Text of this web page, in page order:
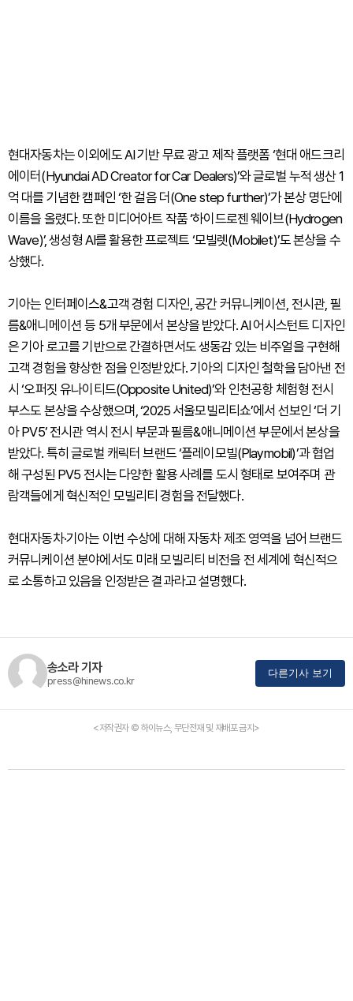
현대자동차는 이외에도 AI 기반 무료 광고 제작 플랫폼 ‘현대 애드크리
에이터(Hyundai AD Creator for Car Dealers)’와 글로벌 누적 생산 1
억 대를 기념한 캠페인 ‘한 걸음 더(One step further)’가 본상 명단에
이름을 올렸다. 또한 미디어아트 작품 ‘하이드로젠 웨이브(Hydrogen
Wave)’, 생성형 AI를 활용한 프로젝트 ‘모빌렛(Mobilet)’도 본상을 수
상했다.
기아는 인터페이스&고객 경험 디자인, 공간 커뮤니케이션, 전시관, 필
름&애니메이션 등 5개 부문에서 본상을 받았다. AI 어시스턴트 디자인
은 기아 로고를 기반으로 간결하면서도 생동감 있는 비주얼을 구현해
고객 경험을 향상한 점을 인정받았다. 기아의 디자인 철학을 담아낸 전
시 ‘오퍼짓 유나이티드(Opposite United)’와 인천공항 체험형 전시
부스도 본상을 수상했으며, ‘2025 서울모빌리티쇼’에서 선보인 ‘더 기
아 PV5’ 전시관 역시 전시 부문과 필름&애니메이션 부문에서 본상을
받았다. 특히 글로벌 캐릭터 브랜드 ‘플레이모빌(Playmobil)’과 협업
해 구성된 PV5 전시는 다양한 활용 사례를 도시 형태로 보여주며 관
람객들에게 혁신적인 모빌리티 경험을 전달했다.
현대자동차·기아는 이번 수상에 대해 자동차 제조 영역을 넘어 브랜드
커뮤니케이션 분야에서도 미래 모빌리티 비전을 전 세계에 혁신적으
로 소통하고 있음을 인정받은 결과라고 설명했다.
송소라 기자
press@hinews.co.kr
다른기사 보기
<저작권자 © 하이뉴스, 무단전재 및 재배포 금지>